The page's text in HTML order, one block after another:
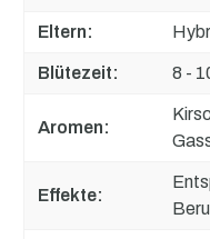
Eltern:
Blütezeit: 8 -
Aromen:
Effekte: